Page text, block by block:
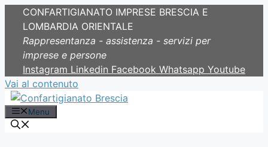
CONFARTIGIANATO IMPRESE BRESCIA E
LOMBARDIA ORIENTALE
Rappresentanza - assistenza - servizi per
imprese e persone
Instagram Linkedin Facebook Whatsapp Youtube
Vai al contenuto
Menu